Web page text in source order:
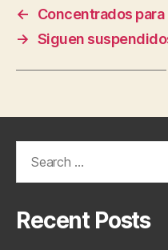
←
Concentrados
→ Siguen
Recent Posts